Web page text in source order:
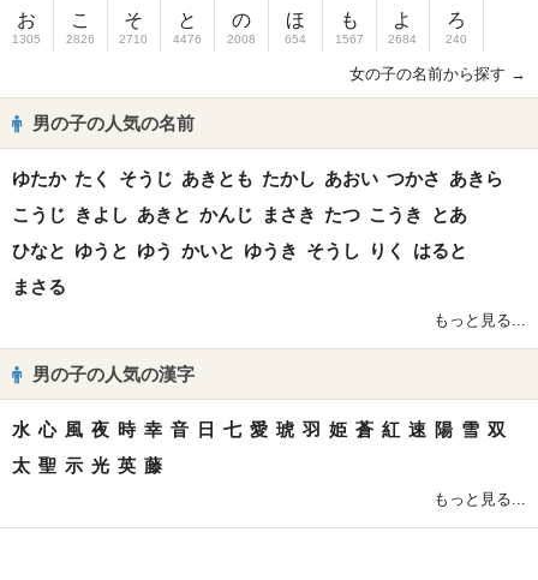
お
1305
こ
2826
そ
2710
と
4476
の
2008
ほ
654
も
1567
よ
2684
ろ
240
女の子の名前から探す →
男の子の人気の名前
ゆたか たく そうじ あきとも たかし あおい つかさ あきら
こうじ きよし あきと かんじ まさき たつ こうき
とあ
ひなと ゆうと ゆう かいと ゆうき そうし りく
はると
まさる
もっと見る...
男の子の人気の漢字
水 心 風 夜 時 幸 音 日 七 愛 琥 羽 姫 蒼 紅 速 陽 雪 双
太 聖 示 光 英 藤
もっと見る...